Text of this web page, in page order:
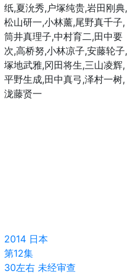
纸,夏沇秀,户塚纯贵,岩田刚典,
松山研一,小林薰,尾野真千子,
筒井真理子,中村育二,田中要
次,高桥努,小林凉子,安藤轮子,
塚地武雅,冈田将生,三山凌辉,
平野生成,田中真弓,泽村一树,
泷藤贤一
2014 日本
第12集
30左右 未经审查